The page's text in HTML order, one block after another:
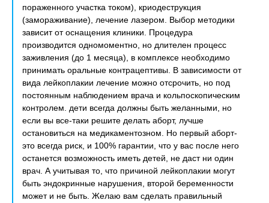
пораженного участка током), криодеструкция
(замораживание), лечение лазером. Выбор методики
зависит от оснащения клиники. Процедура
производится одномоментно, но длителен процесс
заживления (до 1 месяца), в комплексе необходимо
принимать оральные контрацептивы. В зависимости от
вида лейкоплакии лечение можно отсрочить, но под
постоянным наблюдением врача и кольпоскопическим
контролем. дети всегда должны быть желанными, но
если вы все-таки решите делать аборт, лучше
остановиться на медикаментозном. Но первый аборт-
это всегда риск, и 100% гарантии, что у вас после него
останется возможность иметь детей, не даст ни один
врач. А учитывая то, что причиной лейкоплакии могут
быть эндокринные нарушения, второй беременности
может и не быть. Желаю вам сделать правильный